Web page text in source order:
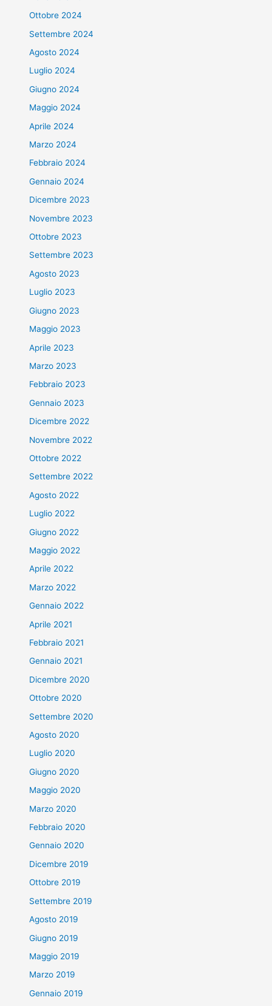
Ottobre 2024
Settembre 2024
Agosto 2024
Luglio 2024
Giugno 2024
Maggio 2024
Aprile 2024
Marzo 2024
Febbraio 2024
Gennaio 2024
Dicembre 2023
Novembre 2023
Ottobre 2023
Settembre 2023
Agosto 2023
Luglio 2023
Giugno 2023
Maggio 2023
Aprile 2023
Marzo 2023
Febbraio 2023
Gennaio 2023
Dicembre 2022
Novembre 2022
Ottobre 2022
Settembre 2022
Agosto 2022
Luglio 2022
Giugno 2022
Maggio 2022
Aprile 2022
Marzo 2022
Gennaio 2022
Aprile 2021
Febbraio 2021
Gennaio 2021
Dicembre 2020
Ottobre 2020
Settembre 2020
Agosto 2020
Luglio 2020
Giugno 2020
Maggio 2020
Marzo 2020
Febbraio 2020
Gennaio 2020
Dicembre 2019
Ottobre 2019
Settembre 2019
Agosto 2019
Giugno 2019
Maggio 2019
Marzo 2019
Gennaio 2019